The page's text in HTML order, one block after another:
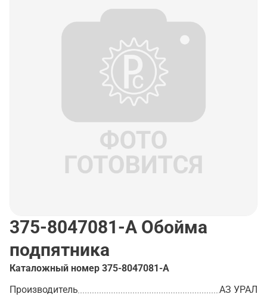
375-8047081-А Обойма
подпятника
Каталожный номер 375-8047081-А
Производитель
АЗ УРАЛ